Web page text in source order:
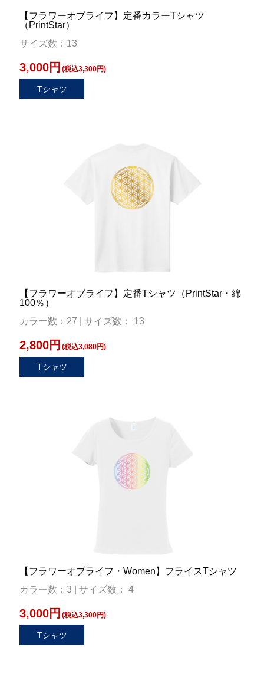
【フラワーオブライフ】定番カラーTシャツ
（PrintStar）
サイズ数：13
3,000円 (税込3,300円)
Tシャツ
【フラワーオブライフ】定番Tシャツ（PrintStar・綿
100％）
カラー数：27 | サイズ数： 13
2,800円 (税込3,080円)
Tシャツ
【フラワーオブライフ・Women】フライスTシャツ
カラー数：3 | サイズ数： 4
3,000円 (税込3,300円)
Tシャツ